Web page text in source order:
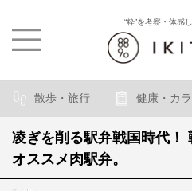
“粋”を考察・体感
散歩・旅行 健康・カ
凌ぎを削る駅弁戦国時代！
オススメ肉駅弁。